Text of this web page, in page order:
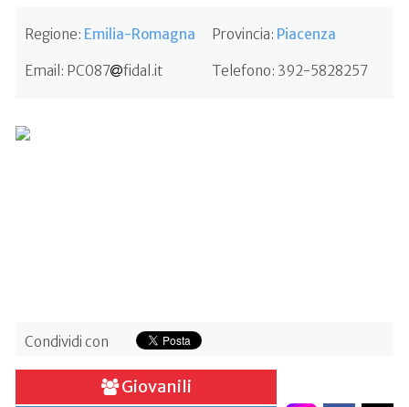
Regione: Emilia-Romagna Provincia: Piacenza
Email: PC087 fidal.it Telefono: 392-5828257
Condividi con
Giovanili